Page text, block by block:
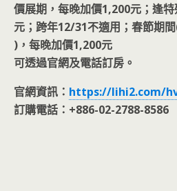
價展期，每晚加價1,200元；逢
元；跨年12/31不適用；春節期
)，每晚加價1,200元
可透過官網及電話訂房。
官網資訊： https://lihi2.com/
訂購電話：+886-02-2788-8586